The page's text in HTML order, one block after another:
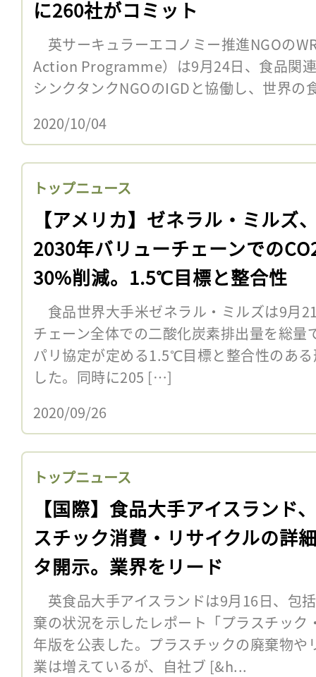
に260社がコミット
英サーキュラーエコノミー推進NGOの
Action Programme）は9月24日、食品関
シンクタンクNGOのIGDと協働し、世界
2020/10/04
トップニュース
【アメリカ】ゼネラル・ミルズ
2030年バリューチェーンでの
30%削減。1.5℃目標と整合性
食品世界大手米ゼネラル・ミルズは9月
チェーン全体での二酸化炭素排出量を総
パリ協定が定める1.5℃目標と整合性のあ
した。同時に205 […]
2020/09/26
トップニュース
【国際】食品大手アイスランド
スチック消費・リサイクルの詳
タ開示。業界をリード
英食品大手アイスランドは9月16日、包
棄の状況を示したレポート「プラスチッ
年版を公表した。プラスチックの廃棄物や
業は増えているが、自社ブ [&h...